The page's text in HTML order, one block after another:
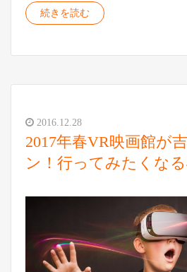
続きを読む
2016.12.28
2017年春VR映画館が
ン！行ってみたくな